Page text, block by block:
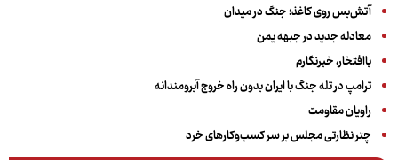
آتش‌بس روی کاغذ؛ جنگ در میدان
معادله جدید در جبهه یمن
باافتخار، خبرنگارم
ترامپ در تله جنگ با ایران بدون راه خروج آبرومندانه
راویان مقاومت
چتر نظارتی مجلس بر سر کسب‌وکارهای خرد